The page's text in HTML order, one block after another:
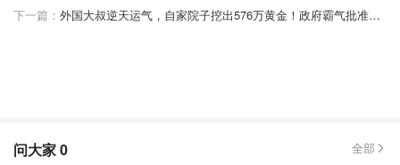
下一篇：
外国大叔逆天运气，自家院子挖出576万黄金！政府霸气批准：全归个人
问大家0 全部